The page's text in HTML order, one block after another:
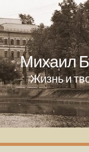
Михаил
Жизнь и